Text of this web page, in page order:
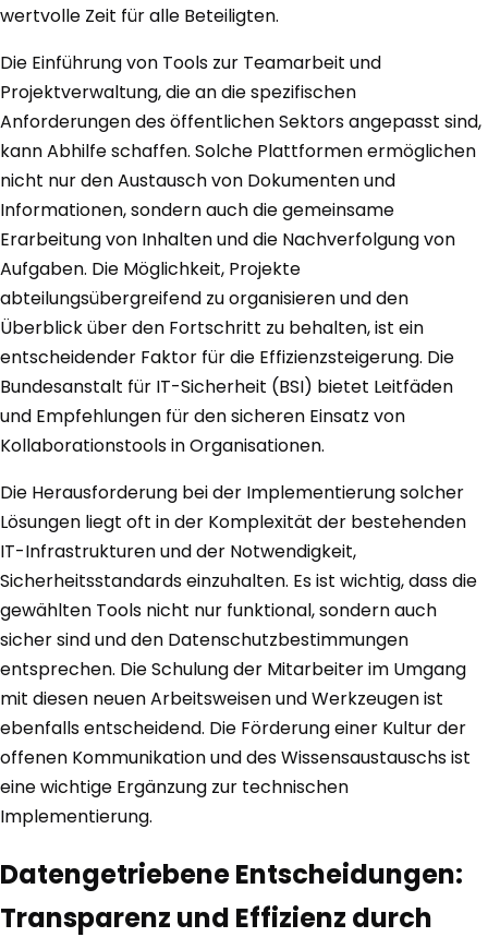
wertvolle Zeit für alle Beteiligten.
Die Einführung von Tools zur Teamarbeit und
Projektverwaltung, die an die spezifischen
Anforderungen des öffentlichen Sektors angepasst sind,
kann Abhilfe schaffen. Solche Plattformen ermöglichen
nicht nur den Austausch von Dokumenten und
Informationen, sondern auch die gemeinsame
Erarbeitung von Inhalten und die Nachverfolgung von
Aufgaben. Die Möglichkeit, Projekte
abteilungsübergreifend zu organisieren und den
Überblick über den Fortschritt zu behalten, ist ein
entscheidender Faktor für die Effizienzsteigerung. Die
Bundesanstalt für IT-Sicherheit (BSI) bietet Leitfäden
und Empfehlungen für den sicheren Einsatz von
Kollaborationstools in Organisationen.
Die Herausforderung bei der Implementierung solcher
Lösungen liegt oft in der Komplexität der bestehenden
IT-Infrastrukturen und der Notwendigkeit,
Sicherheitsstandards einzuhalten. Es ist wichtig, dass die
gewählten Tools nicht nur funktional, sondern auch
sicher sind und den Datenschutzbestimmungen
entsprechen. Die Schulung der Mitarbeiter im Umgang
mit diesen neuen Arbeitsweisen und Werkzeugen ist
ebenfalls entscheidend. Die Förderung einer Kultur der
offenen Kommunikation und des Wissensaustauschs ist
eine wichtige Ergänzung zur technischen
Implementierung.
Datengetriebene Entscheidungen:
Transparenz und Effizienz durch